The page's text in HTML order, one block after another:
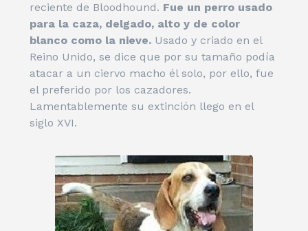
reciente de Bloodhound. Fue un perro usado
para la caza, delgado, alto y de color
blanco como la nieve.Usado y criado en el
Reino Unido, se dice que por su tamaño podía
atacar a un ciervo macho él solo, por ello, fue
el preferido por los cazadores.
Lamentablemente su extinción llego en el
siglo XVI.